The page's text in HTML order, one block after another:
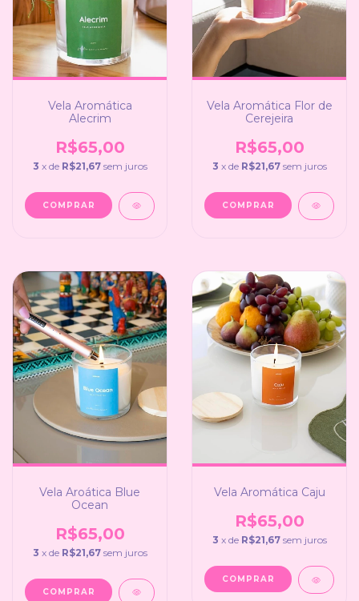
Vela Aromática
Alecrim
R$65,00
3 x de R$21,67 sem juros
Vela Aromática Flor de
Cerejeira
R$65,00
3 x de R$21,67 sem juros
Vela Aroática Blue
Ocean
R$65,00
3 x de R$21,67 sem juros
Vela Aromática Caju
R$65,00
3 x de R$21,67 sem juros